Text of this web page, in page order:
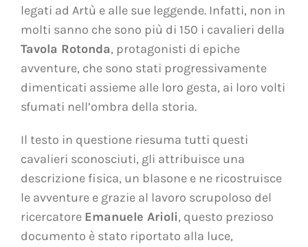
legati ad Artù e alle sue leggende. Infatti, non in
molti sanno che sono più di 150 i cavalieri della
Tavola Rotonda, protagonisti di epiche
avventure, che sono stati progressivamente
dimenticati assieme alle loro gesta, ai loro volti
sfumati nell’ombra della storia.
Il testo in questione riesuma tutti questi
cavalieri sconosciuti, gli attribuisce una
descrizione fisica, un blasone e ne ricostruisce
le avventure e grazie al lavoro scrupoloso del
ricercatore Emanuele Arioli, questo prezioso
documento è stato riportato alla luce,